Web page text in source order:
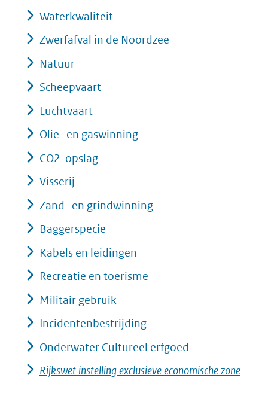
Waterkwaliteit
Zwerfafval in de Noordzee
Natuur
Scheepvaart
Luchtvaart
Olie- en gaswinning
CO2-opslag
Visserij
Zand- en grindwinning
Baggerspecie
Kabels en leidingen
Recreatie en toerisme
Militair gebruik
Incidentenbestrijding
Onderwater Cultureel erfgoed
Rijkswet instelling exclusieve economische zone